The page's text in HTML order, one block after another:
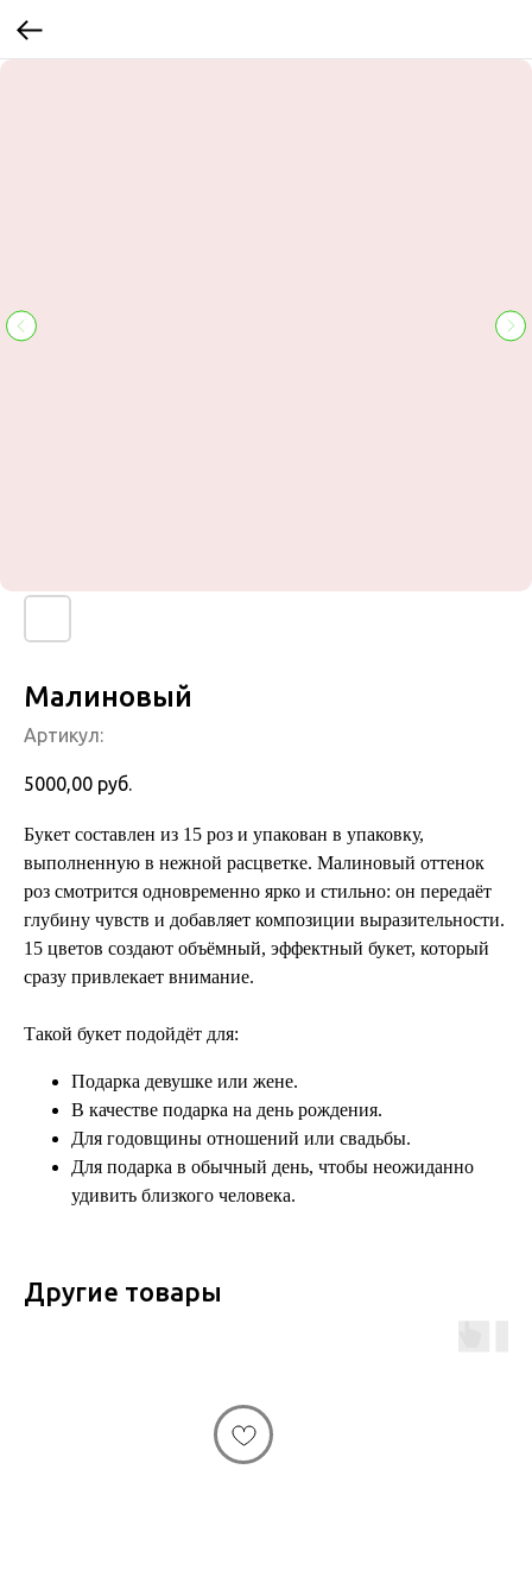
Малиновый
Артикул:
5000,00 руб.
Букет составлен из 15 роз и упакован в упаковку,
выполненную в нежной расцветке. Малиновый оттенок
роз смотрится одновременно ярко и стильно: он передаёт
глубину чувств и добавляет композиции выразительности.
15 цветов создают объёмный, эффектный букет, который
сразу привлекает внимание.
Такой букет подойдёт для:
Подарка девушке или жене.
В качестве подарка на день рождения.
Для годовщины отношений или свадьбы.
Для подарка в обычный день, чтобы неожиданно
удивить близкого человека.
Другие товары